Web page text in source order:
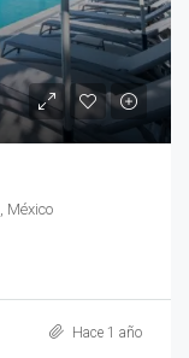
México
Hace 1 año